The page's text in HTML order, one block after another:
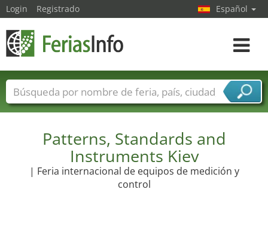
Patterns, Standards and
Instruments Kiev
| Feria internacional de equipos de medición y
control
Login Registrado Español
toggle
Nombres de ferias Países
Ciudades
Sectores de proveedor de servicios